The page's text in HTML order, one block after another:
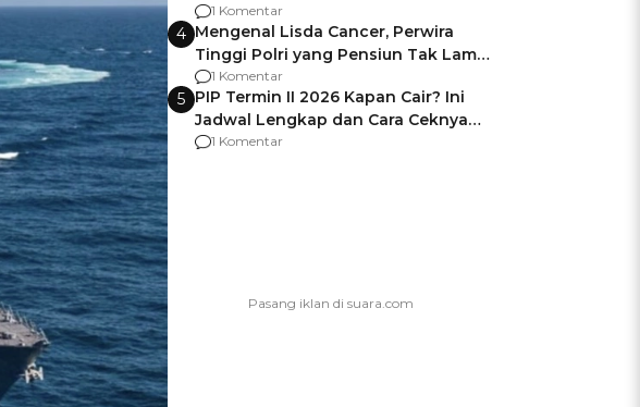
Berencana Pakai Jimat di Pakansari
1 Komentar
4 Mengenal Lisda Cancer, Perwira
Tinggi Polri yang Pensiun Tak Lama
Usai Jadi Brigjen
1 Komentar
5 PIP Termin II 2026 Kapan Cair? Ini
Jadwal Lengkap dan Cara Ceknya
agar Dana Tidak Hangus!
1 Komentar